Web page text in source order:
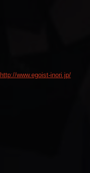
http://www.egoist-inori.jp/